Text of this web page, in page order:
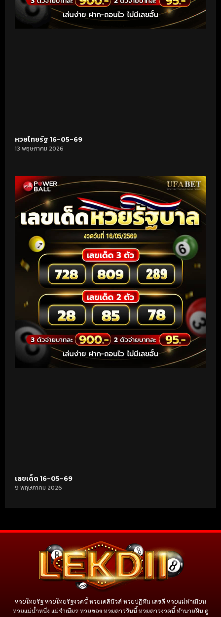
หวยไทยรัฐ 16-05-69
13 พฤษภาคม 2026
เลขเด็ด 16-05-69
9 พฤษภาคม 2026
หวยไทยรัฐ หวยไทยรัฐงวดนี้ หวยเดลินิวส์ หวยปฏิทิน เลขดี หวยแม่ทำเนียน
หวยแม่น้ำหนึ่ง แม่จําเนียร หวยซอง หวยลาววันนี้ หวยลาวงวดนี้ ทำนายฝัน ดู